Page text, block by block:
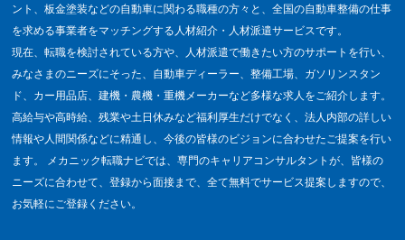
ント、板金塗装などの自動車に関わる職種の方々と、全国の自動車整備の仕事
を求める事業者をマッチングする人材紹介・人材派遣サービスです。
現在、転職を検討されている方や、人材派遣で働きたい方のサポートを行い、
みなさまのニーズにそった、自動車ディーラー、整備工場、ガソリンスタン
ド、カー用品店、建機・農機・重機メーカーなど多様な求人をご紹介します。
高給与や高時給、残業や土日休みなど福利厚生だけでなく、法人内部の詳しい
情報や人間関係などに精通し、今後の皆様のビジョンに合わせたご提案を行い
ます。 メカニック転職ナビでは、専門のキャリアコンサルタントが、皆様の
ニーズに合わせて、登録から面接まで、全て無料でサービス提案しますので、
お気軽にご登録ください。